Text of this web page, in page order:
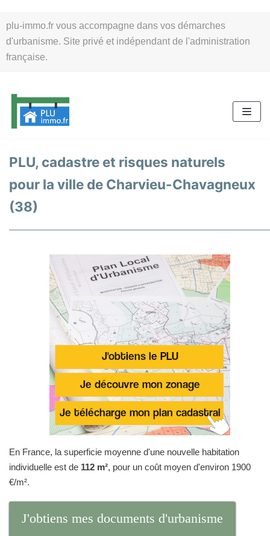
plu-immo.fr vous accompagne dans vos démarches
d'urbanisme. Site privé et indépendant de l'administration
française.
au
contenu
PLU, cadastre et risques naturels
pour la ville de Charvieu-Chavagneux
(38)
En France, la superficie moyenne d'une nouvelle habitation
individuelle est de 112 m², pour un coût moyen d'environ 1900
€/m².
J'obtiens mes documents d'urbanisme